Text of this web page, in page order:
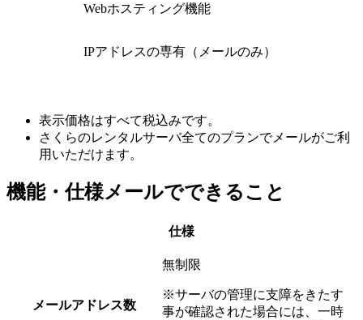
Webホスティング機能
IPアドレスの専有（メールのみ）
表示価格はすべて税込みです。
さくらのレンタルサーバ全てのプランでメールがご利
用いただけます。
機能・仕様メールでできること
仕様
メールアドレス数
無制限
※サーバの管理に支障をきたす
事が確認された場合には、一時